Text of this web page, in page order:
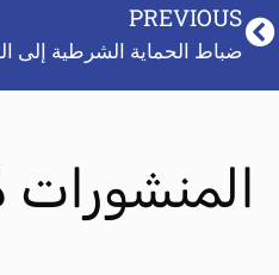
PREVIOUS
ضباط الحماية الشرطية إلى